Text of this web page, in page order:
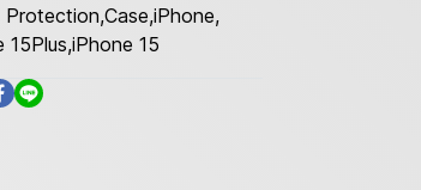
Protection,Case,iPhone,
15Plus,iPhone 15